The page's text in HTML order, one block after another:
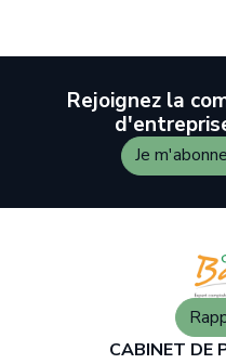
Rejoignez la
Je
CABINET DE